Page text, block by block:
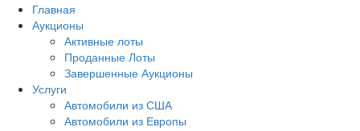
Главная
Аукционы
Активные лоты
Проданные Лоты
Завершенные Аукционы
Услуги
Автомобили из США
Автомобили из Европы